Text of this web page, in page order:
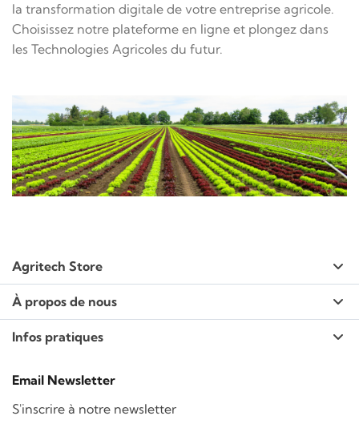
la transformation digitale de votre entreprise agricole.
Choisissez notre plateforme en ligne et plongez dans
les Technologies Agricoles du futur.
Agritech Store
À propos de nous
Infos pratiques
Email Newsletter
S'inscrire à notre newsletter